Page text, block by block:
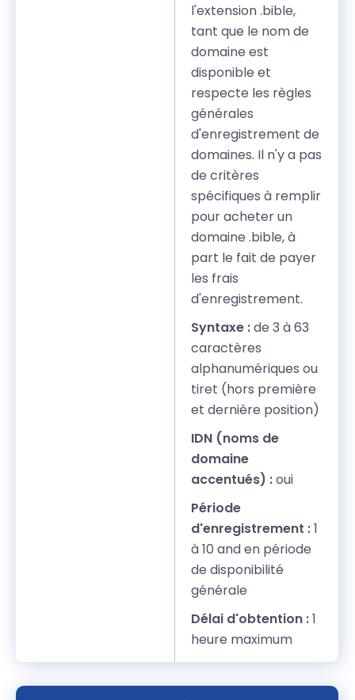
l'extension .bible,
tant que le nom de
domaine est
disponible et
respecte les règles
générales
d'enregistrement de
domaines. Il n'y a pas
de critères
spécifiques à remplir
pour acheter un
domaine .bible, à
part le fait de payer
les frais
d'enregistrement.
Syntaxe :de 3 à 63
caractères
alphanumériques ou
tiret (hors première
et dernière position)
IDN (noms de
domaine
accentués) :oui
Période
d'enregistrement :1
à 10 and en période
de disponibilité
générale
Délai d'obtention :1
heure maximum